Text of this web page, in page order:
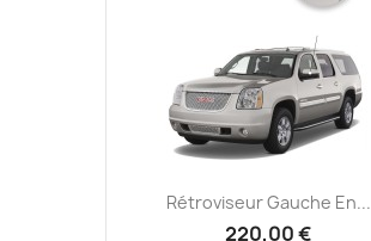
Rétroviseur Gauche En...
220,00 €